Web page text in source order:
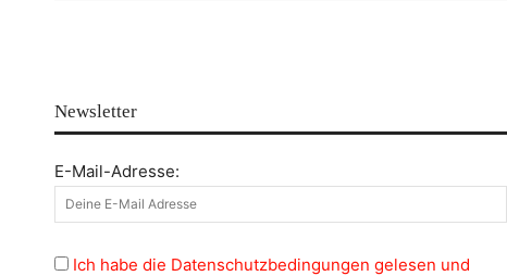
Newsletter
E-Mail-Adresse:
Ich habe die Datenschutzbedingungen gelesen und